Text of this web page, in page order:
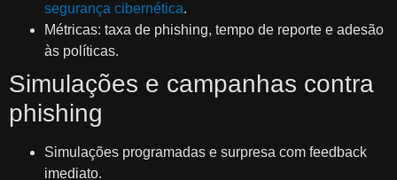
segurança cibernética.
Métricas: taxa de phishing, tempo de reporte e adesão
às políticas.
Simulações e campanhas contra
phishing
Simulações programadas e surpresa com feedback
imediato.